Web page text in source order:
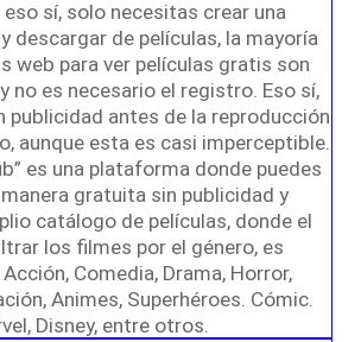
sí, solo necesitas crear una
descargar de películas, la mayoría
web para ver películas gratis son
no es necesario el registro. Eso sí,
publicidad antes de la reproducción
aunque esta es casi imperceptible.
es una plataforma donde puedes
gratuita sin publicidad y
catálogo de películas, donde el
los filmes por el género, es
Comedia, Drama, Horror,
Animes, Superhéroes. Cómic.
Disney, entre otros.